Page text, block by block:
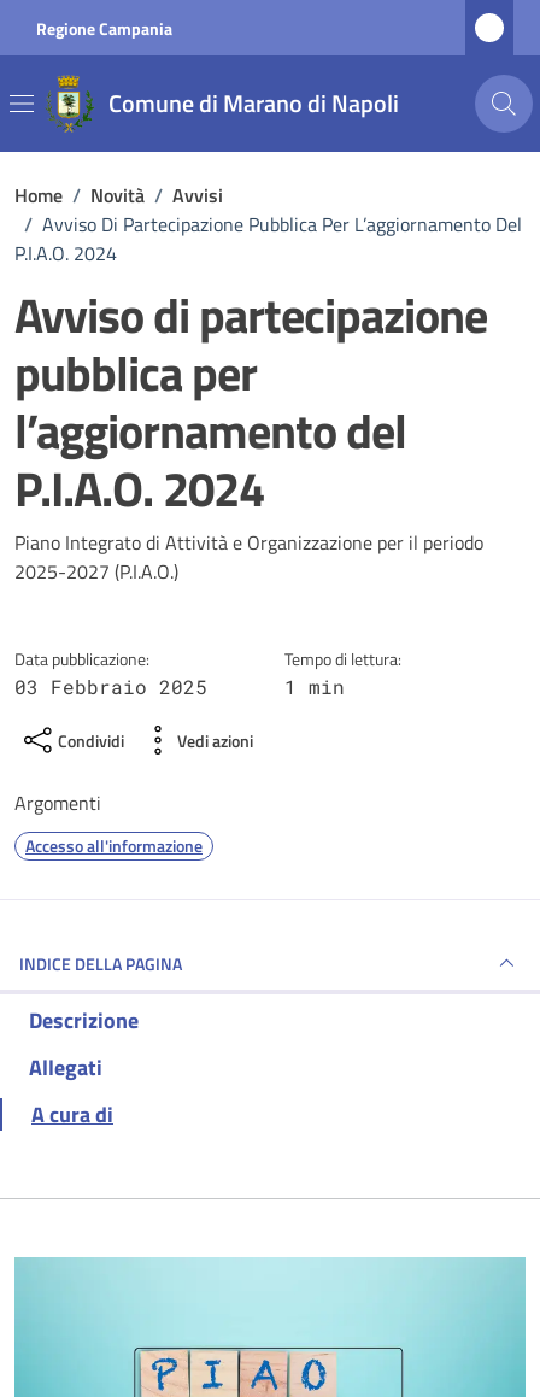
Regione Campania
Comune di Marano di Napoli
Home / Novità / Avvisi
/ Avviso Di Partecipazione Pubblica Per L’aggiornamento Del
P.I.A.O. 2024
Avviso di partecipazione
pubblica per
l’aggiornamento del
P.I.A.O. 2024
Dettagli della notizia
Piano Integrato di Attività e Organizzazione per il periodo
2025-2027 (P.I.A.O.)
Data pubblicazione:
03 Febbraio 2025
Tempo di lettura:
1 min
Condividi Vedi azioni
Argomenti
Accesso all'informazione
INDICE DELLA PAGINA
Descrizione
Allegati
A cura di